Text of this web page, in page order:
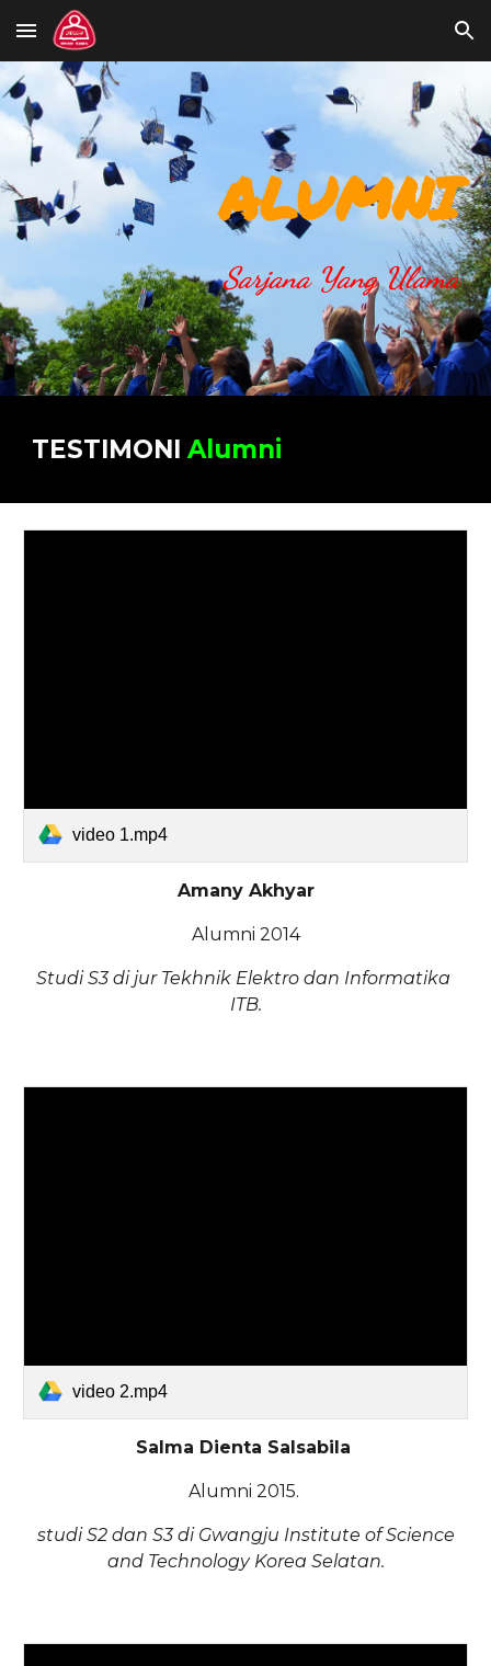
Skip to main content Skip to navigation
ALUMNI
Sarjana Yang Ulama
TESTIMONIAlumni
video 1.mp4
Amany Akhyar
Alumni 2014
Studi S3 di jur Tekhnik Elektro dan Informatika
ITB.
video 2.mp4
Salma Dienta Salsabila
Alumni 2015.
studi S2 dan S3 di Gwangju Institute of Science
and Technology Korea Selatan.